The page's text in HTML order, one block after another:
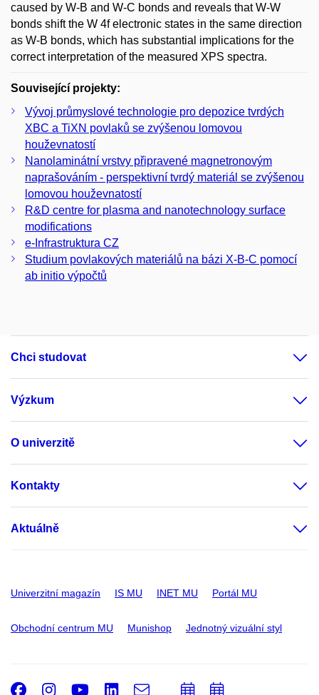
caused by W-B and W-C bonds and reveals that W-W
bonds shift the W 4f electronic states in the same direction
as W-B bonds, which has substantial implications for the
correct interpretation of the measured XPS spectra.
Související projekty:
Vývoj průmyslové technologie pro depozice tvrdých
XBC a TiXN povlaků se zvýšenou lomovou
houževnatostí
Nanolaminátní vrstvy připravené magnetronovým
naprašováním - perspektivní tvrdý materiál se zvýšenou
lomovou houževnatostí
R&D centre for plasma and nanotechnology surface
modifications
e-Infrastruktura CZ
Studium povlakových materiálů na bázi X-B-C pomocí
ab initio výpočtů
Chci studovat
Výzkum
O univerzitě
Kontakty
Aktuálně
Univerzitní magazín IS MU INET MU Portál MU
Obchodní centrum MU Munishop Jednotný vizuální styl
Facebook
Instagram
Youtube
LinkedIn
e-
PřidatPřidat